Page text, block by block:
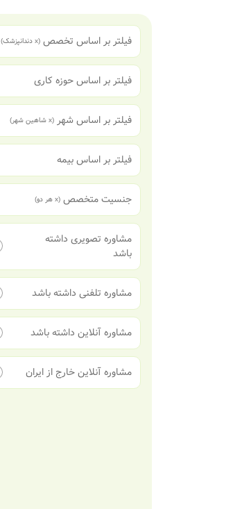
فیلتر بر اساس تخصص (x دندانپزشک)
فیلتر بر اساس حوزه کاری
فیلتر بر اساس شهر (x شاهین شهر)
فیلتر بر اساس بیمه
جنسیت متخصص (x هر دو)
مشاوره تصویری داشته
باشد
مشاوره تلفنی داشته باشد
مشاوره آنلاین داشته باشد
مشاوره آنلاین خارج از ایران